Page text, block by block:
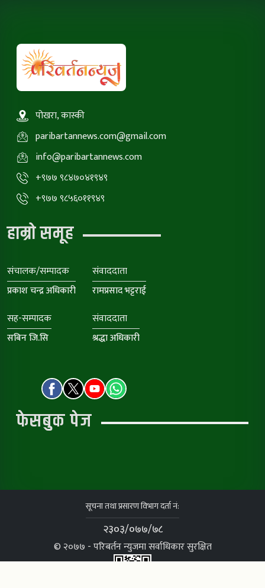
पोखरा, कास्की
paribartannews.com@gmail.com
info@paribartannews.com
+९७७ ९८४७०४१९४९
+९७७ ९८५६०११९४९
हाम्रो समूह
संचालक/सम्पादक
प्रकाश चन्द्र अधिकारी
संवाददाता
रामप्रसाद भट्टराई
सह-सम्पादक
सबिन जि.सि
संवाददाता
श्रद्धा अधिकारी
फेसबुक पेज
सूचना तथा प्रसारण विभाग दर्ता नं:
२३०३/०७७/७८
© २०७७ - परिबर्तन न्युजमा सर्वाधिकार सुरक्षित